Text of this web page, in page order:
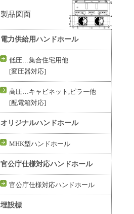
製品図面
電力供給用ハンドホール
低圧…集合住宅用他
[変圧器対応]
高圧…キャビネット,ピラー他
[配電箱対応]
オリジナルハンドホール
MHK型ハンドホール
官公庁仕様対応ハンドホール
官公庁仕様対応ハンドホール
埋設標